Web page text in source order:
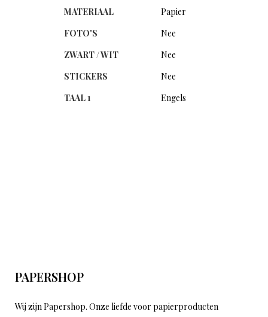
MATERIAAL
Papier
FOTO'S
Nee
ZWART / WIT
Nee
STICKERS
Nee
TAAL 1
Engels
PAPERSHOP
Wij zijn Papershop. Onze liefde voor papierproducten